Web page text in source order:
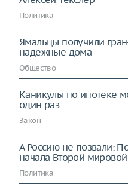
Политика
Ямальцы получили
надежные дома
Общество
Каникулы по ипотеке
один раз
Закон
А Россию не позвали:
начала Второй
Политика